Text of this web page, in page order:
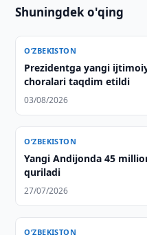
Shuningdek o'qing
O‘ZBEKISTON
Prezidentga yangi
choralari taqdim etildi
03/08/2026
O‘ZBEKISTON
Yangi Andijonda 45
quriladi
27/07/2026
O‘ZBEKISTON